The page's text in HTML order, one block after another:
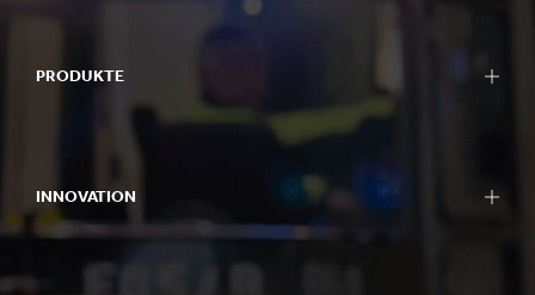
PRODUKTE
INNOVATION